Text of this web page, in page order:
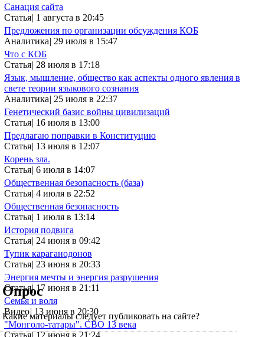
Санация сайта
Статья| 1 августа в 20:45
Предложения по организации обсуждения КОБ
Аналитика| 29 июля в 15:47
Что с КОБ
Статья| 28 июля в 17:18
Язык, мышление, общество как аспекты одного явления в
свете теории языкового сознания
Аналитика| 25 июля в 22:37
Генетический базис войны цивилизаций
Статья| 16 июля в 13:00
Предлагаю поправки в Конституцию
Статья| 13 июля в 12:07
Корень зла.
Статья| 6 июля в 14:07
Общественная безопасность (база)
Статья| 4 июля в 22:52
Общественная безопасность
Статья| 1 июля в 13:14
История подвига
Статья| 24 июня в 09:42
Тупик караганодонов
Статья| 23 июня в 20:33
Энергия мечты и энергия разрушения
Статья| 17 июня в 21:11
Семья и воля
Видео| 13 июня в 20:30
"Монголо-татары". СВО 13 века
Опрос
Какие материалы следует публиковать на сайте?